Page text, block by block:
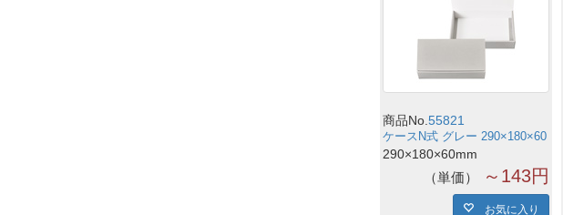
商品No. 55821
ケースN式 グレー 290×180×60
290×180×60mm
単価 ～143円
お気に入り